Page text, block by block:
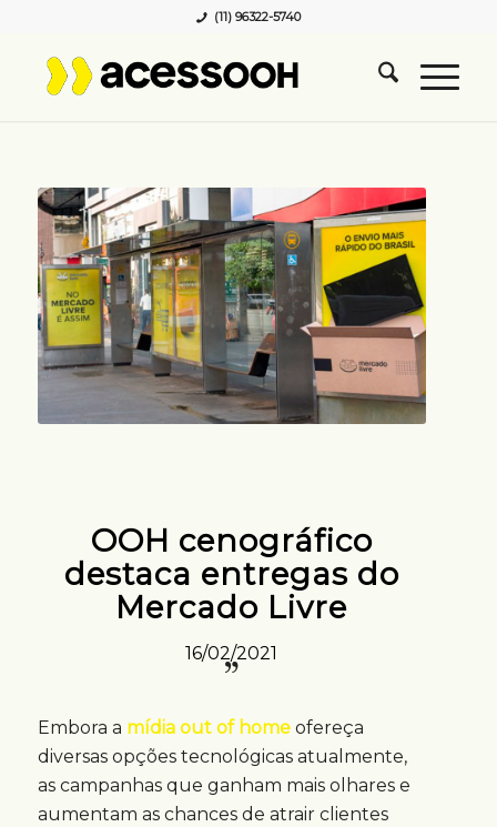
(11) 96322-5740
OOH cenográfico
destaca entregas do
Mercado Livre
16/02/2021
Embora a mídia out of homeofereça
diversas opções tecnológicas atualmente,
as campanhas que ganham mais olhares e
aumentam as chances de atrair clientes